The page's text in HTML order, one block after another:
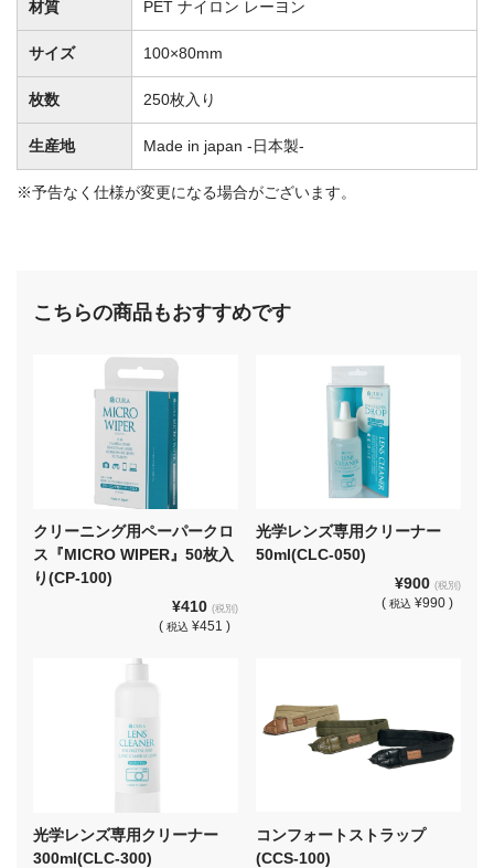
材質 PET ナイロン レーヨン
サイズ 100×80mm
枚数 250枚入り
生産地 Made in japan -日本製-
※予告なく仕様が変更になる場合がございます。
こちらの商品もおすすめです
クリーニング用ペーパークロ
ス『MICRO WIPER』50枚入
り(CP-100)
¥410(税別)
(税込 ¥451 )
光学レンズ専用クリーナー
50ml(CLC-050)
¥900(税別)
(税込 ¥990 )
光学レンズ専用クリーナー
300ml(CLC-300)
コンフォートストラップ
(CCS-100)